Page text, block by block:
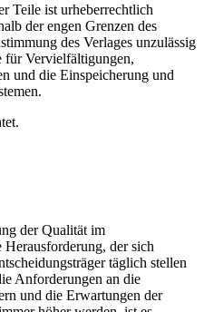
Teile ist urheberrechtlich
der engen Grenzen des
des Verlages unzulässig
für Vervielfältigungen,
und die Einspeicherung und
der Qualität im
Herausforderung, der sich
täglich stellen
Anforderungen an die
und die Erwartungen der